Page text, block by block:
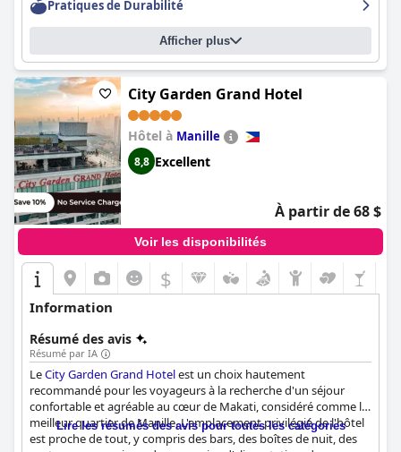
Pratiques de Durabilité
Afficher plus
City Garden Grand Hotel
Hôtel à Manille
8,8 Excellent
À partir de 68 $
Voir les disponibilités
$
Information
Résumé des avis
Résumé par IA
LeCity Garden Grand Hotelest un choix hautement
recommandé pour les voyageurs à la recherche d'un séjour
confortable et agréable au cœur de Makati, considéré comme le
meilleur quartier de Manille. L'emplacement privilégié de l'hôtel
est proche de tout, y compris des bars, des boîtes de nuit, des
Lire les résumés des avis pour toutes les catégories